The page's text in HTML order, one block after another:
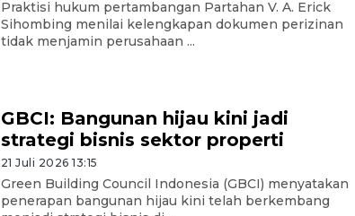
Praktisi hukum pertambangan Partahan V. A. Erick
Sihombing menilai kelengkapan dokumen perizinan
tidak menjamin perusahaan ...
GBCI: Bangunan hijau kini jadi
strategi bisnis sektor properti
21 Juli 2026 13:15
Green Building Council Indonesia (GBCI) menyatakan
penerapan bangunan hijau kini telah berkembang